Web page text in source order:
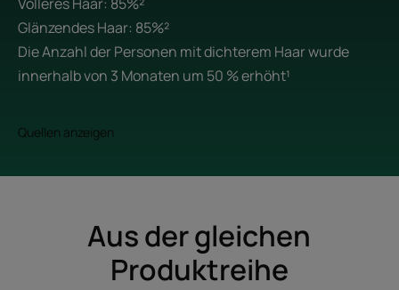
Glänzendes Haar: 85%²
Die Anzahl der Personen mit dichterem Haar wurde
innerhalb von 3 Monaten um 50 % erhöht¹
Quellen anzeigen
Aus der gleichen
Produktreihe